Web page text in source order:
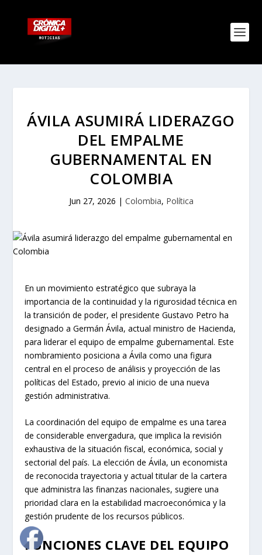
ÁVILA ASUMIRÁ LIDERAZGO
DEL EMPALME
GUBERNAMENTAL EN
COLOMBIA
Jun 27, 2026 | Colombia, Política
En un movimiento estratégico que subraya la
importancia de la continuidad y la rigurosidad técnica en
la transición de poder, el presidente Gustavo Petro ha
designado a Germán Ávila, actual ministro de Hacienda,
para liderar el equipo de empalme gubernamental. Este
nombramiento posiciona a Ávila como una figura
central en el proceso de análisis y proyección de las
políticas del Estado, previo al inicio de una nueva
gestión administrativa.
La coordinación del equipo de empalme es una tarea
de considerable envergadura, que implica la revisión
exhaustiva de la situación fiscal, económica, social y
sectorial del país. La elección de Ávila, un economista
de reconocida trayectoria y actual titular de la cartera
que administra las finanzas nacionales, sugiere una
prioridad clara en la estabilidad macroeconómica y la
gestión prudente de los recursos públicos.
FUNCIONES CLAVE DEL EQUIPO